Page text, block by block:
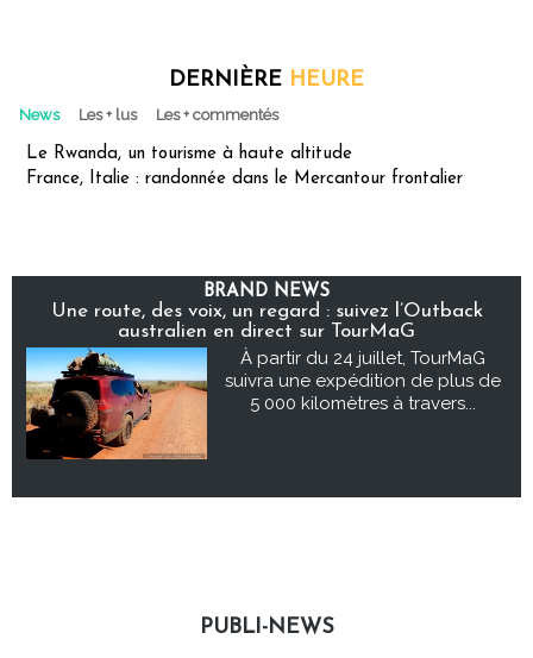
DERNIÈRE HEURE
News Les + lus Les + commentés
Le Rwanda, un tourisme à haute altitude
France, Italie : randonnée dans le Mercantour frontalier
BRAND NEWS
Une route, des voix, un regard : suivez l’Outback
australien en direct sur TourMaG
À partir du 24 juillet, TourMaG
suivra une expédition de plus de
5 000 kilomètres à travers...
PUBLI-NEWS